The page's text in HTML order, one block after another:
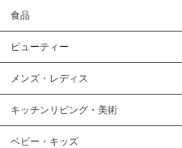
食品
ビューティー
メンズ・レディス
キッチンリビング・美術
ベビー・キッズ